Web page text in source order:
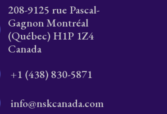
208-9125 rue Pascal-
Gagnon Montréal
(Québec) H1P 1Z4
Canada
+1 (438) 830-5871
info@nskcanada.com